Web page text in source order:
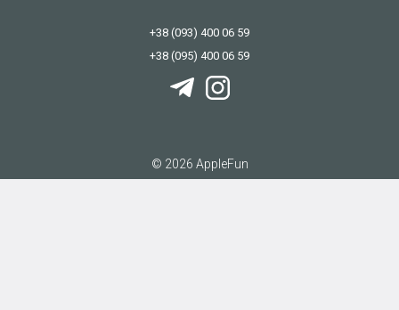
+38 (093) 400 06 59
+38 (095) 400 06 59
© 2026 AppleFun